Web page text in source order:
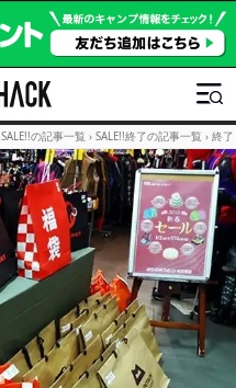
SALE!!の記事一覧 › SALE!!終了の記事一覧 › 終